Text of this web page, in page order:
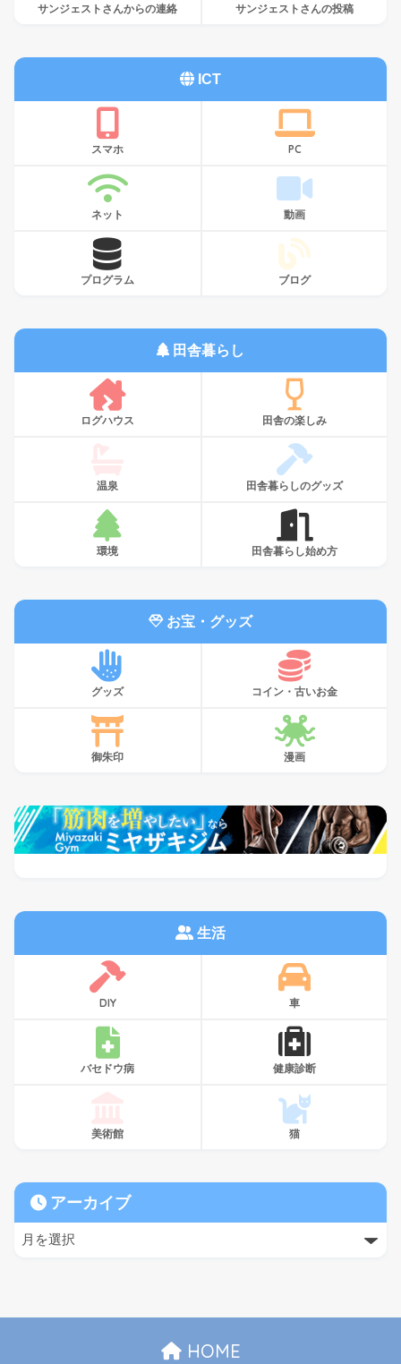
サンジェストさんからの連絡 サンジェストさんの投稿
ICT
スマホ PC
ネット 動画
プログラム ブログ
田舎暮らし
ログハウス 田舎の楽しみ
温泉 田舎暮らしのグッズ
環境 田舎暮らし始め方
お宝・グッズ
グッズ コイン・古いお金
御朱印 漫画
生活
DIY 車
バセドウ病 健康診断
美術館 猫
アーカイブ
HOME